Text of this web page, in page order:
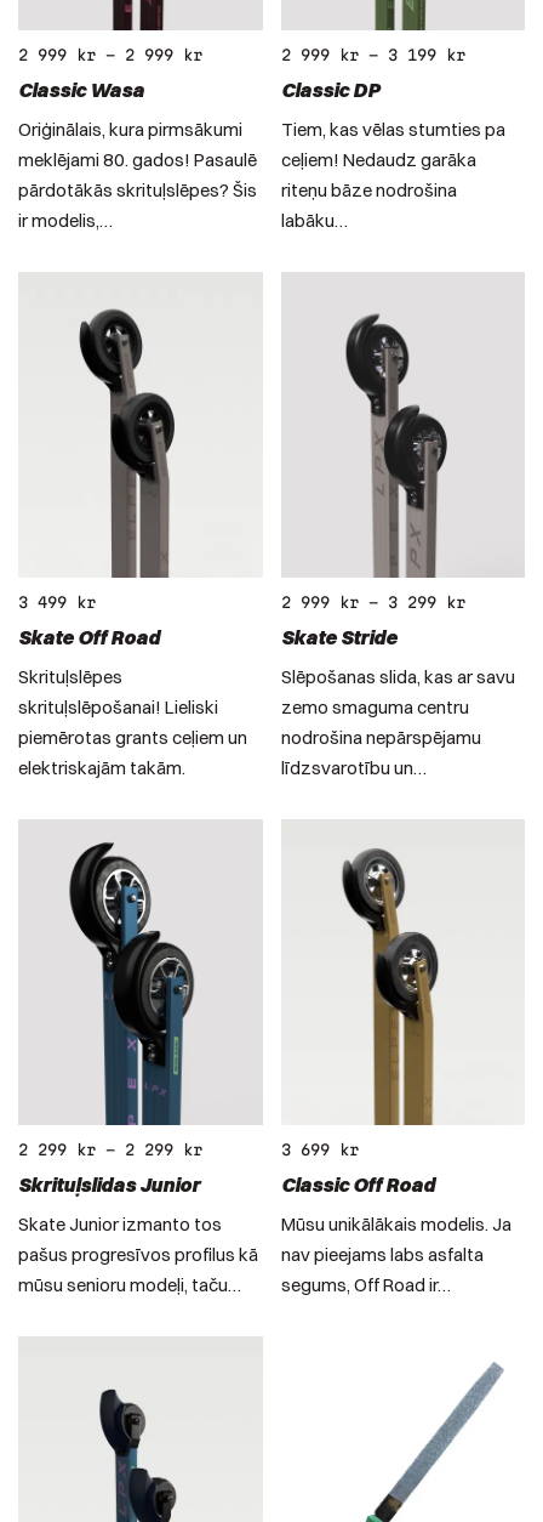
2 999 kr – 2 999 kr
Classic Wasa
Oriģinālais, kura pirmsākumi
meklējami 80. gados! Pasaulē
pārdotākās skrituļslēpes? Šis
ir modelis,…
2 999 kr– 3 199 kr
Classic DP
Tiem, kas vēlas stumties pa
ceļiem! Nedaudz garāka
riteņu bāze nodrošina
labāku…
3 499 kr
Skate Off Road
Skrituļslēpes
skrituļslēpošanai! Lieliski
piemērotas grants ceļiem un
elektriskajām takām.
2 999 kr– 3 299 kr
Skate Stride
Slēpošanas slida, kas ar savu
zemo smaguma centru
nodrošina nepārspējamu
līdzsvarotību un…
2 299 kr – 2 299 kr
Skrituļslidas Junior
Skate Junior izmanto tos
pašus progresīvos profilus kā
mūsu senioru modeļi, taču…
3 699 kr
Classic Off Road
Mūsu unikālākais modelis. Ja
nav pieejams labs asfalta
segums, Off Road ir…